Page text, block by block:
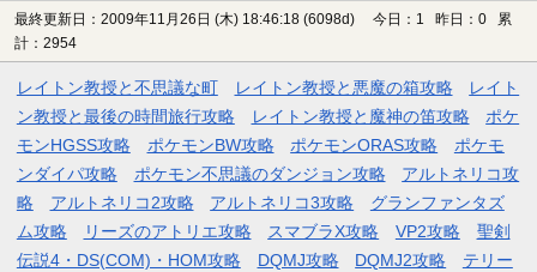
最終更新日：2009年11月26日 (木) 18:46:18 (6098d)
今日：1 昨日：0 累
計：2954
レイトン教授と不思議な町 レイトン教授と悪魔の箱攻略
レイト
ン教授と最後の時間旅行攻略
レイトン教授と魔神の笛攻略
ポケ
モンHGSS攻略
ポケモンBW攻略 ポケモンORAS攻略
ポケモ
ンダイパ攻略
ポケモン不思議のダンジョン攻略
アルトネリコ攻
略
アルトネリコ2攻略 アルトネリコ3攻略
グランファンタズ
ム攻略
リーズのアトリエ攻略 スマブラX攻略 VP2攻略
聖剣
伝説4・DS(COM)・HOM攻略
DQMJ攻略 DQMJ2攻略 テリー